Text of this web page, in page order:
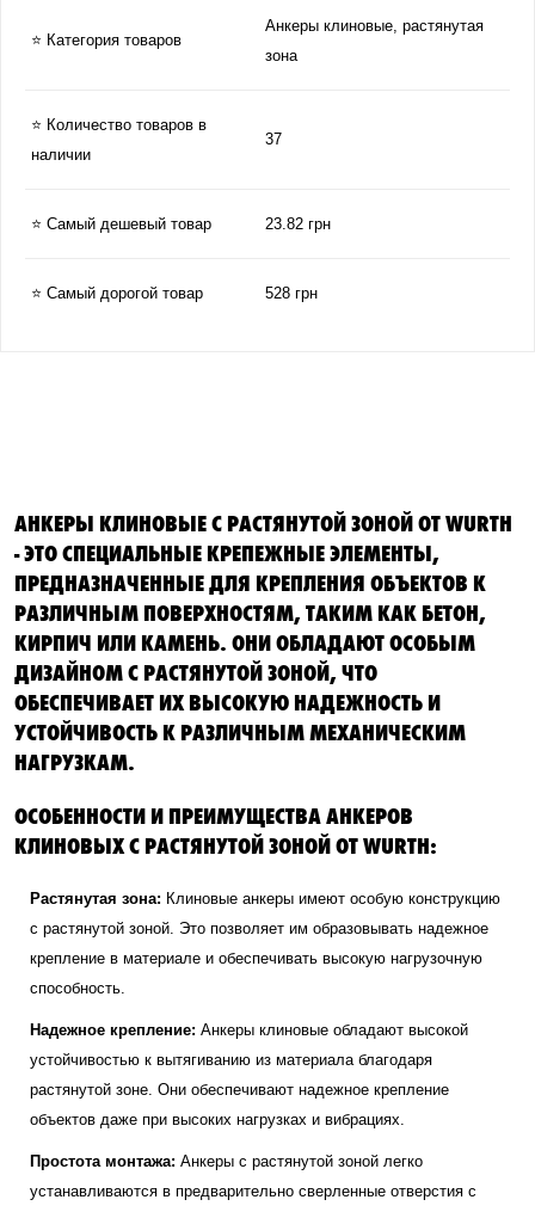
⭐ Категория товаров
Анкеры клиновые, растянутая
зона
⭐ Количество товаров в
наличии
37
⭐ Самый дешевый товар 23.82 грн
⭐ Самый дорогой товар 528 грн
АНКЕРЫ КЛИНОВЫЕ С РАСТЯНУТОЙ ЗОНОЙ ОТ WURTH
- ЭТО СПЕЦИАЛЬНЫЕ КРЕПЕЖНЫЕ ЭЛЕМЕНТЫ,
ПРЕДНАЗНАЧЕННЫЕ ДЛЯ КРЕПЛЕНИЯ ОБЪЕКТОВ К
РАЗЛИЧНЫМ ПОВЕРХНОСТЯМ, ТАКИМ КАК БЕТОН,
КИРПИЧ ИЛИ КАМЕНЬ. ОНИ ОБЛАДАЮТ ОСОБЫМ
ДИЗАЙНОМ С РАСТЯНУТОЙ ЗОНОЙ, ЧТО
ОБЕСПЕЧИВАЕТ ИХ ВЫСОКУЮ НАДЕЖНОСТЬ И
УСТОЙЧИВОСТЬ К РАЗЛИЧНЫМ МЕХАНИЧЕСКИМ
НАГРУЗКАМ.
ОСОБЕННОСТИ И ПРЕИМУЩЕСТВА АНКЕРОВ
КЛИНОВЫХ С РАСТЯНУТОЙ ЗОНОЙ ОТ WURTH:
Растянутая зона: Клиновые анкеры имеют особую конструкцию
с растянутой зоной. Это позволяет им образовывать надежное
крепление в материале и обеспечивать высокую нагрузочную
способность.
Надежное крепление: Анкеры клиновые обладают высокой
устойчивостью к вытягиванию из материала благодаря
растянутой зоне. Они обеспечивают надежное крепление
объектов даже при высоких нагрузках и вибрациях.
Простота монтажа: Анкеры с растянутой зоной легко
устанавливаются в предварительно сверленные отверстия с